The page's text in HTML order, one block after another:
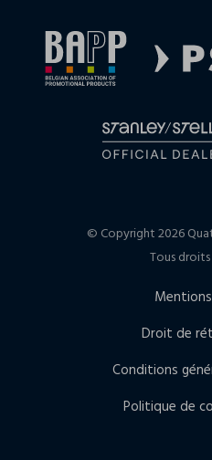
© Copyright 2026
Tous
Droit de
Conditions
Politique de